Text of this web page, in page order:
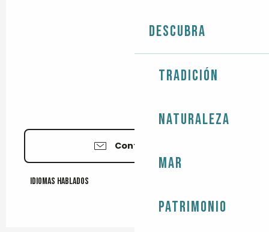
Descubra
Tradición
Naturaleza
Mar
Patrimonio
Contáctenos
Idiomas hablados
Idiomas hablados